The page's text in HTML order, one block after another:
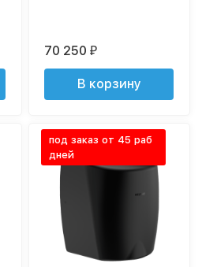
70 250₽
В корзину
под заказ от 45 раб
дней